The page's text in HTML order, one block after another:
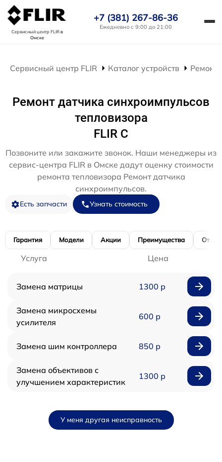
Сервисный центр FLIRв
Омске
+7 (381) 267-86-36
Ежедневно с 9:00 до 21:00
Сервисный центр FLIR Каталог устройств Ремонт
Ремонт датчика синхроимпульсов
тепловизора
FLIR C
Позвоните или закажите звонок. Наши менеджеры из
сервис-центра FLIR в Омске дадут оценку стоимости
ремонта тепловизора Ремонт датчика
синхроимпульсов.
Есть запчасти Узнать стоимость
Гарантия Модели Акции Преимущества
Услуга Цена
Замена матрицы 1300 р
Замена микросхемы
усилителя
600 р
Замена шим контроллера 850 р
Замена объективов с
улучшением характеристик
1300 р
У меня другая неисправность